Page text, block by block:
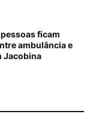
ficam
ambulância e
Jacobina